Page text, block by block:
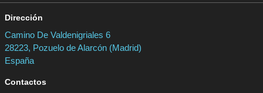
Dirección
Camino De Valdenigriales 6
28223, Pozuelo de Alarcón (Madrid)
España
Contactos